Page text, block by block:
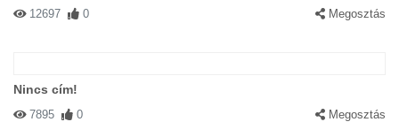
12697 0 Megosztás
Nincs cím!
7895 0 Megosztás